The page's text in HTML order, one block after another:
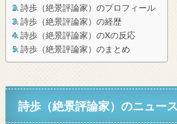
詩歩（絶景評論家）のプロフィール
詩歩（絶景評論家）の経歴
詩歩（絶景評論家）のXの反応
詩歩（絶景評論家）のまとめ
詩歩（絶景評論家）のニュース